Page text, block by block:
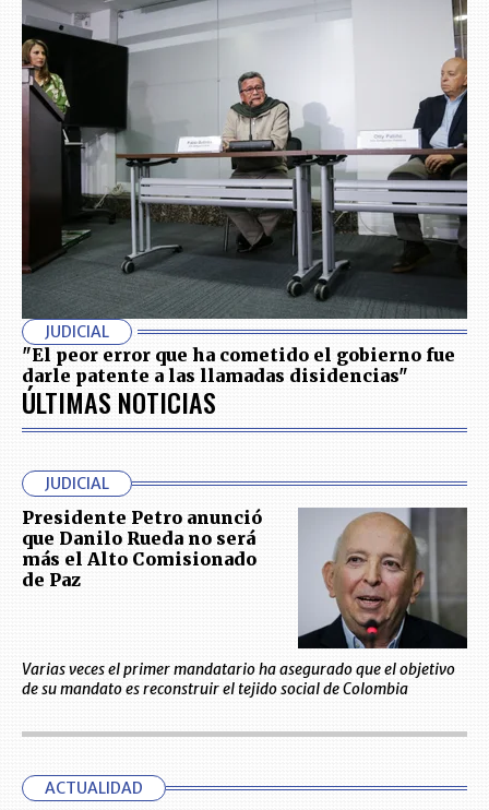
JUDICIAL
"El peor error que ha cometido el gobierno fue
darle patente a las llamadas disidencias"
ÚLTIMAS NOTICIAS
JUDICIAL
Presidente Petro anunció
que Danilo Rueda no será
más el Alto Comisionado
de Paz
Varias veces el primer mandatario ha asegurado que el objetivo
de su mandato es reconstruir el tejido social de Colombia
ACTUALIDAD